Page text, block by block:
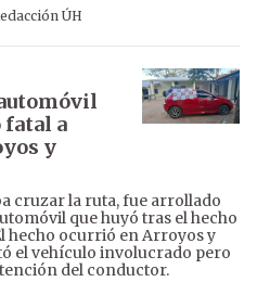
ÚH
a
y
cruzar la ruta, fue arrollado
que huyó tras el hecho
hecho ocurrió en Arroyos y
el vehículo involucrado pero
del conductor.